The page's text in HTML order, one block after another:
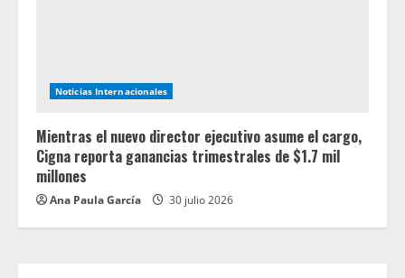
Noticias Internacionales
Mientras el nuevo director ejecutivo asume el cargo,
Cigna reporta ganancias trimestrales de $1.7 mil
millones
Ana Paula García 30 julio 2026